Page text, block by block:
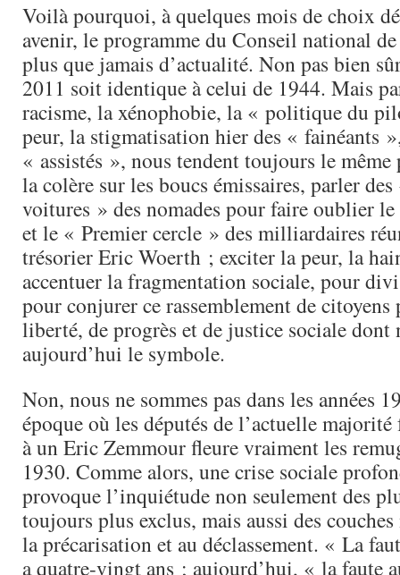
Voilà pourquoi, à quelques mois de choix
avenir, le programme du Conseil national de
plus que jamais d’actualité. Non pas bien
2011 soit identique à celui de 1944. Mais
racisme, la xénophobie, la « politique du
peur, la stigmatisation hier des « fainéants
« assistés », nous tendent toujours le
la colère sur les boucs émissaires, parler des
voitures » des nomades pour faire oublier
et le « Premier cercle » des milliardaires
trésorier Eric Woerth ; exciter la peur, la
accentuer la fragmentation sociale, pour
pour conjurer ce rassemblement de citoyens
liberté, de progrès et de justice sociale dont
aujourd’hui le symbole.
Non, nous ne sommes pas dans les années
époque où les députés de l’actuelle
à un Eric Zemmour fleure vraiment les
1930. Comme alors, une crise sociale
provoque l’inquiétude non seulement des
toujours plus exclus, mais aussi des couches
la précarisation et au déclassement. « La
a quatre-vingt ans ; aujourd’hui, « la faute